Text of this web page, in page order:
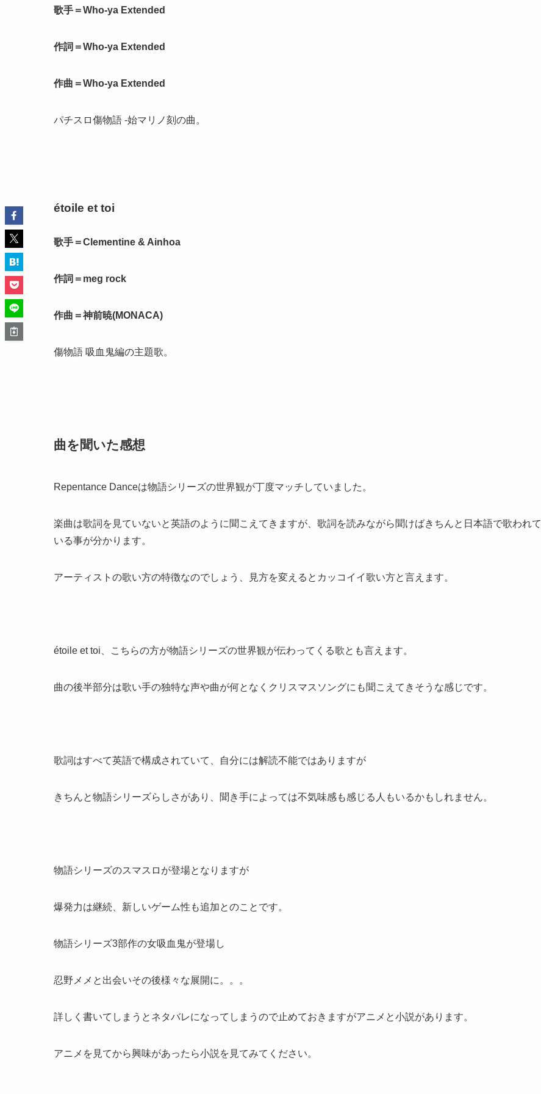
歌手＝Who-ya Extended
作詞＝Who-ya Extended
作曲＝Who-ya Extended
パチスロ傷物語 -始マリノ刻の曲。
étoile et toi
歌手＝Clementine & Ainhoa
作詞＝meg rock
作曲＝神前暁(MONACA)
傷物語 吸血鬼編の主題歌。
曲を聞いた感想
Repentance Danceは物語シリーズの世界観が丁度マッチしていました。
楽曲は歌詞を見ていないと英語のように聞こえてきますが、歌詞を読みながら聞けばきちんと日本語で歌われて
いる事が分かります。
アーティストの歌い方の特徴なのでしょう、見方を変えるとカッコイイ歌い方と言えます。
étoile et toi、こちらの方が物語シリーズの世界観が伝わってくる歌とも言えます。
曲の後半部分は歌い手の独特な声や曲が何となくクリスマスソングにも聞こえてきそうな感じです。
歌詞はすべて英語で構成されていて、自分には解読不能ではありますが
きちんと物語シリーズらしさがあり、聞き手によっては不気味感も感じる人もいるかもしれません。
物語シリーズのスマスロが登場となりますが
爆発力は継続、新しいゲーム性も追加とのことです。
物語シリーズ3部作の女吸血鬼が登場し
忍野メメと出会いその後様々な展開に。。。
詳しく書いてしまうとネタバレになってしまうので止めておきますがアニメと小説があります。
アニメを見てから興味があったら小説を見てみてください。